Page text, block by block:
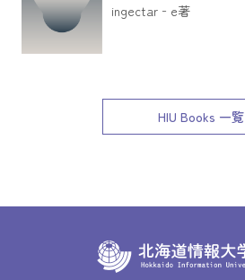
ingectar‐e著
HIU Books 一覧